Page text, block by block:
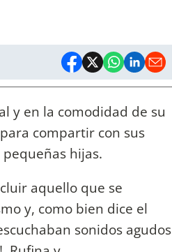
y en la comodidad de su
compartir con sus
hijas.
aquello que se
y, como bien dice el
sonidos agudos